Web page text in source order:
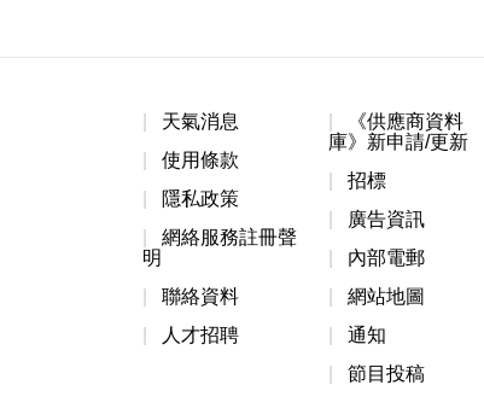
天氣消息
使用條款
隱私政策
網絡服務註冊聲
明
聯絡資料
人才招聘
《供應商資料
庫》新申請/更新
招標
廣告資訊
內部電郵
網站地圖
通知
節目投稿